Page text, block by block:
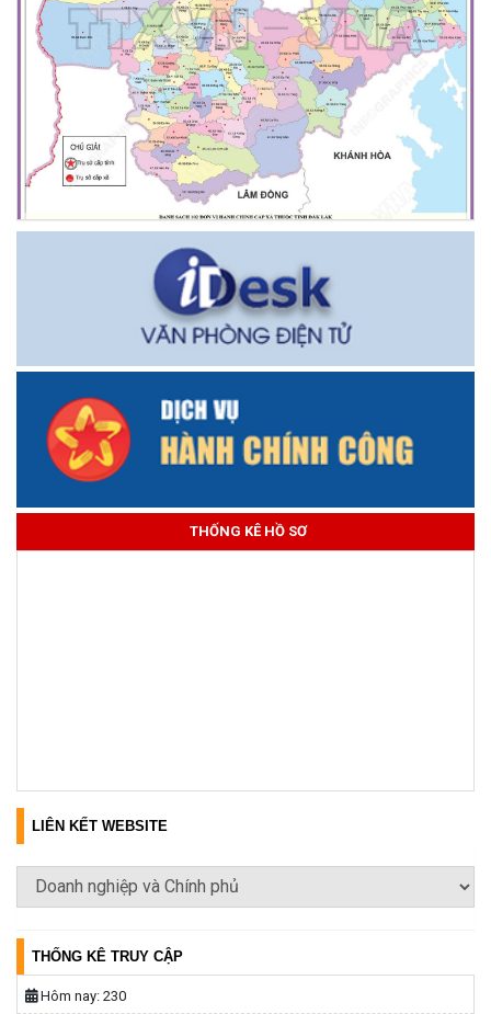
THỐNG KÊ HỒ SƠ
LIÊN KẾT WEBSITE
THỐNG KÊ TRUY CẬP
Hôm nay: 230